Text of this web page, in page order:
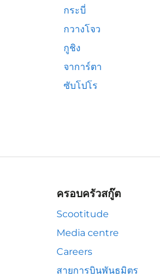
กระบี่
กวางโจว
กูชิง
จาการ์ตา
ซับโปโร
ครอบครัวสกู๊ต
Scootitude
Media centre
Careers
สายการบินพันธมิตร